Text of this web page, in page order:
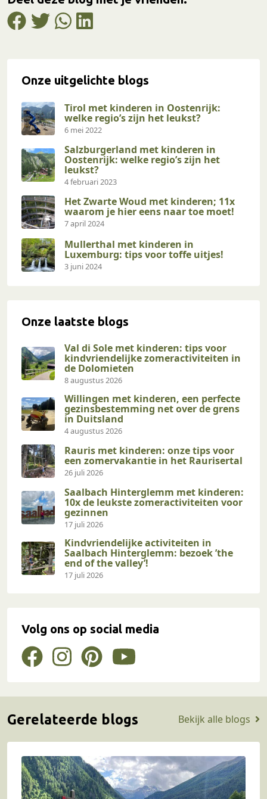
Onze uitgelichte blogs
Tirol met kinderen in Oostenrijk:
welke regio’s zijn het leukst?
6 mei 2022
Salzburgerland met kinderen in
Oostenrijk: welke regio’s zijn het
leukst?
4 februari 2023
Het Zwarte Woud met kinderen; 11x
waarom je hier eens naar toe moet!
7 april 2024
Mullerthal met kinderen in
Luxemburg: tips voor toffe uitjes!
3 juni 2024
Onze laatste blogs
Val di Sole met kinderen: tips voor
kindvriendelijke zomeractiviteiten in
de Dolomieten
8 augustus 2026
Willingen met kinderen, een perfecte
gezinsbestemming net over de grens
in Duitsland
4 augustus 2026
Rauris met kinderen: onze tips voor
een zomervakantie in het Raurisertal
26 juli 2026
Saalbach Hinterglemm met kinderen:
10x de leukste zomeractiviteiten voor
gezinnen
17 juli 2026
Kindvriendelijke activiteiten in
Saalbach Hinterglemm: bezoek ’the
end of the valley’!
17 juli 2026
Volg ons op social media
Gerelateerde blogs Bekijk alle blogs